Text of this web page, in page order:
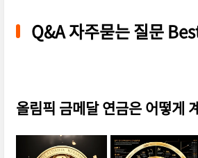
Q&A 자주묻는 질문
올림픽 금메달 연금은 어떻게